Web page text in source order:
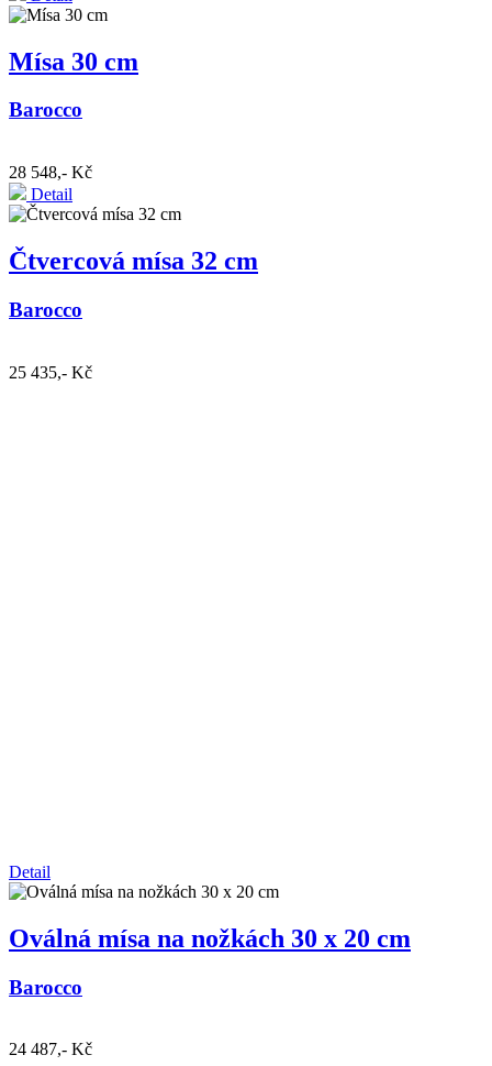
Mísa 30 cm
Barocco
28 548,- Kč
Detail
Čtvercová mísa 32 cm
Barocco
25 435,- Kč
Detail
Oválná mísa na nožkách 30 x 20 cm
Barocco
24 487,- Kč